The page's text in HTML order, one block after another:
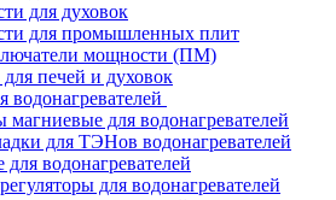
для духовок
для промышленных плит
мощности (ПМ)
печей и духовок
водонагревателей
для водонагревателей
для ТЭНов водонагревателей
для водонагревателей
для водонагревателей